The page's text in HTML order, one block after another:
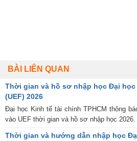
BÀI LIÊN QUAN
Thời gian và hồ sơ nhập học Đại học
(UEF) 2026
Đại học Kinh tế tài chính TPHCM thông
vào UEF thời gian và hồ sơ nhập học 2026.
Thời gian và hướng dẫn nhập học